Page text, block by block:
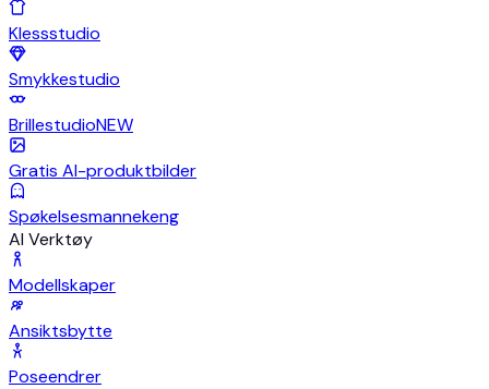
Klessstudio
Smykkestudio
BrillestudioNEW
Gratis AI-produktbilder
Spøkelsesmannekeng
AI Verktøy
Modellskaper
Ansiktsbytte
Poseendrer